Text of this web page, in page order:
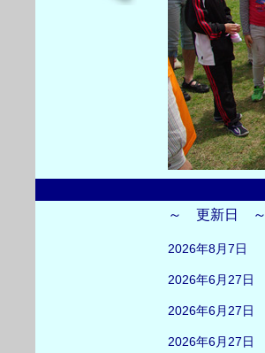
～ 更新日 ～
2026年8月7日
2026年6月27日
2026年6月27日
2026年6月27日